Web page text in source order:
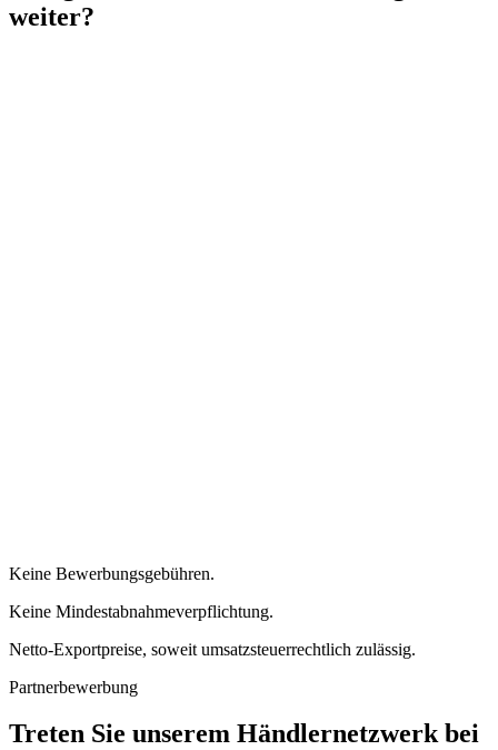
weiter?
Keine Bewerbungsgebühren.
Keine Mindestabnahmeverpflichtung.
Netto-Exportpreise, soweit umsatzsteuerrechtlich zulässig.
Partnerbewerbung
Treten Sie unserem Händlernetzwerk bei